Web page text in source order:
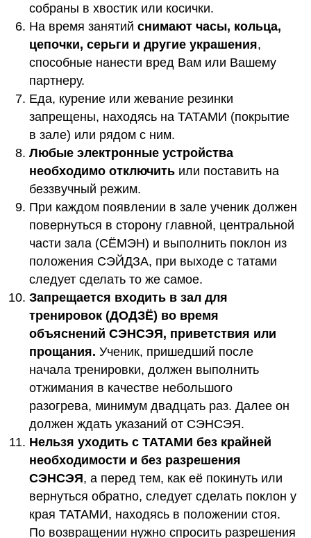
собраны в хвостик или косички.
На время занятий снимают часы, кольца,
цепочки, серьги и другие украшения,
способные нанести вред Вам или Вашему
партнеру.
Еда, курение или жевание резинки
запрещены, находясь на ТАТАМИ (покрытие
в зале) или рядом с ним.
Любые электронные устройства
необходимо отключить или поставить на
беззвучный режим.
При каждом появлении в зале ученик должен
повернуться в сторону главной, центральной
части зала (СЁМЭН) и выполнить поклон из
положения СЭЙДЗА, при выходе с татами
следует сделать то же самое.
Запрещается входить в зал для
тренировок (ДОДЗЁ) во время
объяснений СЭНСЭЯ, приветствия или
прощания. Ученик, пришедший после
начала тренировки, должен выполнить
отжимания в качестве небольшого
разогрева, минимум двадцать раз. Далее он
должен ждать указаний от СЭНСЭЯ.
Нельзя уходить с ТАТАМИ без крайней
необходимости и без разрешения
СЭНСЭЯ, а перед тем, как её покинуть или
вернуться обратно, следует сделать поклон у
края ТАТАМИ, находясь в положении стоя.
По возвращении нужно спросить разрешения